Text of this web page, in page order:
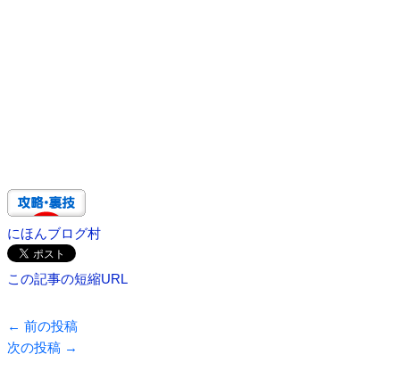
にほんブログ村
この記事の短縮URL
← 前の投稿
次の投稿 →